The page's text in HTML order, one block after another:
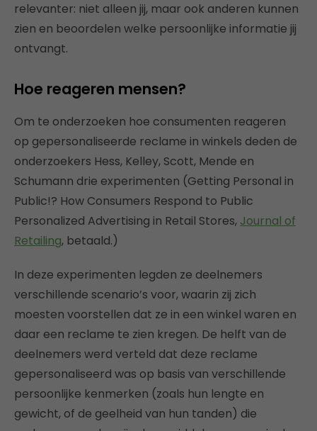
relevanter: niet alleen jij, maar ook anderen kunnen
zien en beoordelen welke persoonlijke informatie jij
ontvangt.
Hoe reageren mensen?
Om te onderzoeken hoe consumenten reageren
op gepersonaliseerde reclame in winkels deden de
onderzoekers Hess, Kelley, Scott, Mende en
Schumann drie experimenten (Getting Personal in
Public!? How Consumers Respond to Public
Personalized Advertising in Retail Stores, Journal of
Retailing, betaald.)
In deze experimenten legden ze deelnemers
verschillende scenario’s voor, waarin zij zich
moesten voorstellen dat ze in een winkel waren en
daar een reclame te zien kregen. De helft van de
deelnemers werd verteld dat deze reclame
gepersonaliseerd was op basis van verschillende
persoonlijke kenmerken (zoals hun lengte en
gewicht, of de geelheid van hun tanden) die